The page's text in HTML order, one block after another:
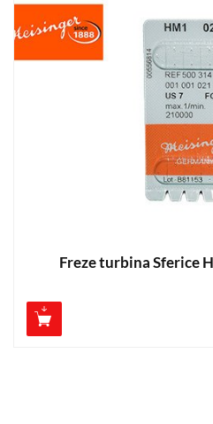
Freze turbina Sferice